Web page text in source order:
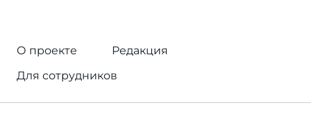
О проекте
Редакция
Для сотрудников